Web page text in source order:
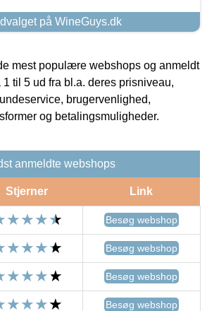
på WineGuys.dk
mest populære webshops og anmeldt
til 5 ud fra bl.a. deres prisniveau,
brugervenlighed,
og betalingsmuligheder.
anmeldte webshops
Stjerner Link
Besøg webshop
Besøg webshop
Besøg webshop
Besøg webshop